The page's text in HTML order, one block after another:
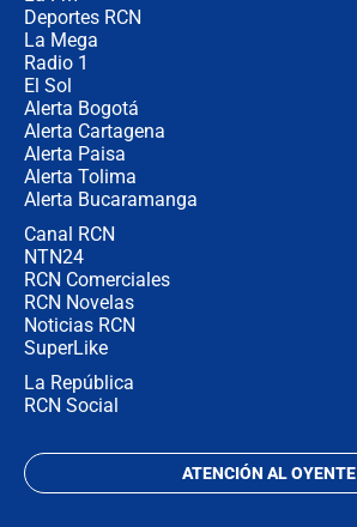
Deportes RCN
La Mega
Radio 1
El Sol
Alerta Bogotá
Alerta Cartagena
Alerta Paisa
Alerta Tolima
Alerta Bucaramanga
Canal RCN
NTN24
RCN Comerciales
RCN Novelas
Noticias RCN
SuperLike
La República
RCN Social
ATENCIÓN AL OYENTE